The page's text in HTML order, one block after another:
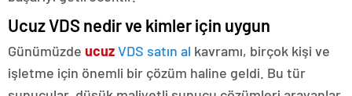
Ucuz VDS nedir ve kimler için uygun
Günümüzde ucuzVDS satın al kavramı, birçok kişi ve
işletme için önemli bir çözüm haline geldi. Bu tür